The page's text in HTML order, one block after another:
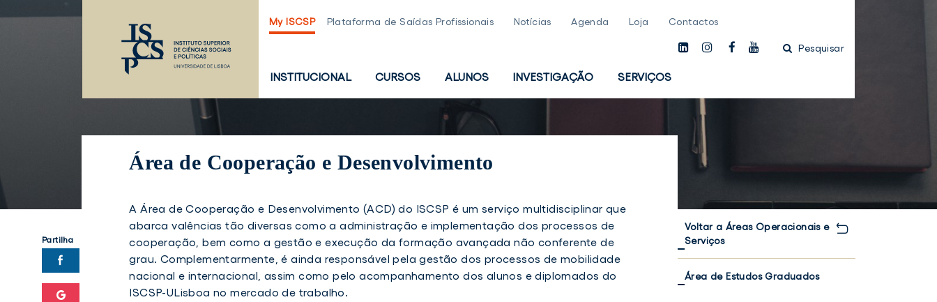
My ISCSP Plataforma de Saídas Profissionais Notícias Agenda Loja Contactos
linkedininstagamfacebook
youtubePesquisar
PÁGINA
PRINCIPAL
INSTITUCIONAL CURSOS ALUNOS INVESTIGAÇÃO SERVIÇOS
Partilha
Área de Cooperação e Desenvolvimento
A Área de Cooperação e Desenvolvimento (ACD) do ISCSP é um serviço multidisciplinar que
abarca valências tão diversas como a administração e implementação dos processos de
cooperação, bem como a gestão e execução da formação avançada não conferente de
grau. Complementarmente, é ainda responsável pela gestão dos processos de mobilidade
nacional e internacional, assim como pelo acompanhamento dos alunos e diplomados do
ISCSP-ULisboa no mercado de trabalho.
Voltar a Áreas Operacionais e
Serviços
Área de Estudos Graduados